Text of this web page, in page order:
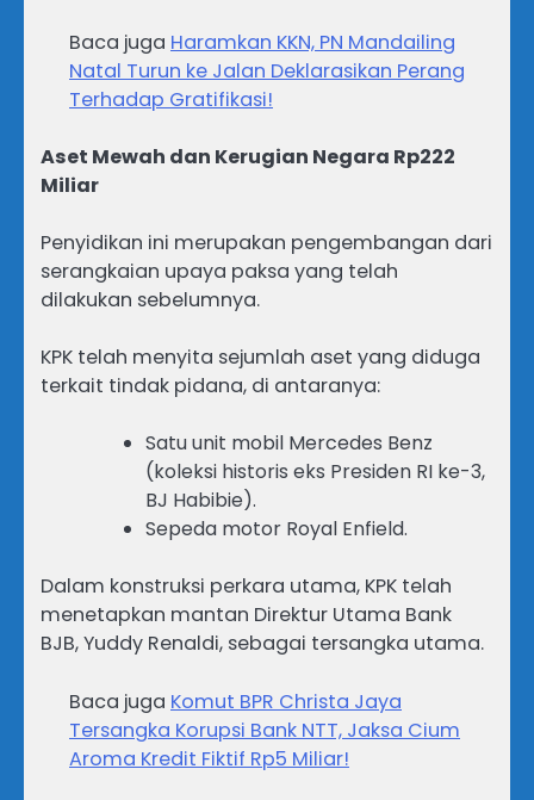
Baca juga Haramkan KKN, PN Mandailing
Natal Turun ke Jalan Deklarasikan Perang
Terhadap Gratifikasi!
Aset Mewah dan Kerugian Negara Rp222
Miliar
Penyidikan ini merupakan pengembangan dari
serangkaian upaya paksa yang telah
dilakukan sebelumnya.
KPK telah menyita sejumlah aset yang diduga
terkait tindak pidana, di antaranya:
Satu unit mobil Mercedes Benz
(koleksi historis eks Presiden RI ke-3,
BJ Habibie).
Sepeda motor Royal Enfield.
Dalam konstruksi perkara utama, KPK telah
menetapkan mantan Direktur Utama Bank
BJB, Yuddy Renaldi, sebagai tersangka utama.
Baca juga Komut BPR Christa Jaya
Tersangka Korupsi Bank NTT, Jaksa Cium
Aroma Kredit Fiktif Rp5 Miliar!